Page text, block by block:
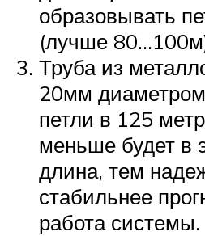
образовывать
(лучше
Труба из
20мм диаметром
петли в 125
меньше будет в
длина, тем
стабильнее
работа системы.